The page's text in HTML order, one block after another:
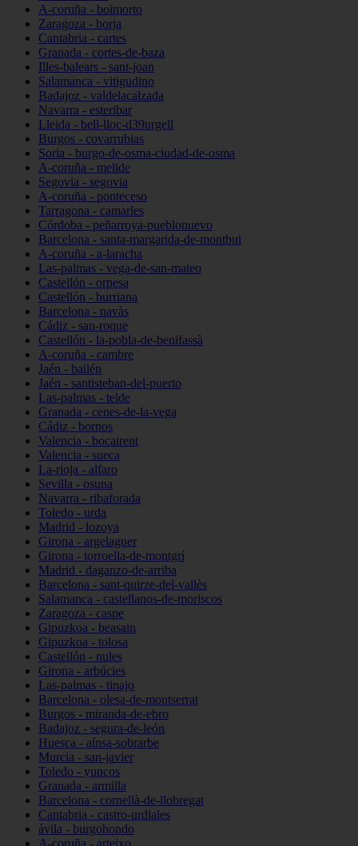
A-coruña - boimorto
Zaragoza - borja
Cantabria - cartes
Granada - cortes-de-baza
Illes-balears - sant-joan
Salamanca - vitigudino
Badajoz - valdelacalzada
Navarra - esteribar
Lleida - bell-lloc-d39urgell
Burgos - covarrubias
Soria - burgo-de-osma-ciudad-de-osma
A-coruña - melide
Segovia - segovia
A-coruña - ponteceso
Tarragona - camarles
Córdoba - peñarroya-pueblonuevo
Barcelona - santa-margarida-de-montbui
A-coruña - a-laracha
Las-palmas - vega-de-san-mateo
Castellón - orpesa
Castellón - burriana
Barcelona - navàs
Cádiz - san-roque
Castellón - la-pobla-de-benifassà
A-coruña - cambre
Jaén - bailén
Jaén - santisteban-del-puerto
Las-palmas - telde
Granada - cenes-de-la-vega
Cádiz - bornos
Valencia - bocairent
Valencia - sueca
La-rioja - alfaro
Sevilla - osuna
Navarra - ribaforada
Toledo - urda
Madrid - lozoya
Girona - argelaguer
Girona - torroella-de-montgrí
Madrid - daganzo-de-arriba
Barcelona - sant-quirze-del-vallès
Salamanca - castellanos-de-moriscos
Zaragoza - caspe
Gipuzkoa - beasain
Gipuzkoa - tolosa
Castellón - nules
Girona - arbúcies
Las-palmas - tinajo
Barcelona - olesa-de-montserrat
Burgos - miranda-de-ebro
Badajoz - segura-de-león
Huesca - aínsa-sobrarbe
Murcia - san-javier
Toledo - yuncos
Granada - armilla
Barcelona - cornellà-de-llobregat
Cantabria - castro-urdiales
ávila - burgohondo
A-coruña - arteixo